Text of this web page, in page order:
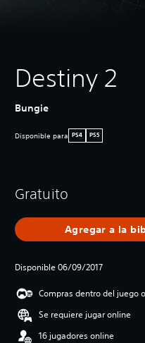
Destiny 2
Bungie
Disponible para PS4 PS5
Gratuito
Agregar a la
Disponible 06/09/2017
Compras dentro del juego
Se requiere jugar online
16 jugadores online